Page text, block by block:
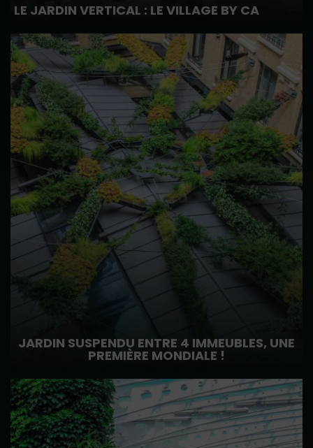
LE JARDIN VERTICAL : LE VILLAGE BY CA
JARDIN SUSPENDU ENTRE 4 IMMEUBLES, UNE
PREMIÈRE MONDIALE !